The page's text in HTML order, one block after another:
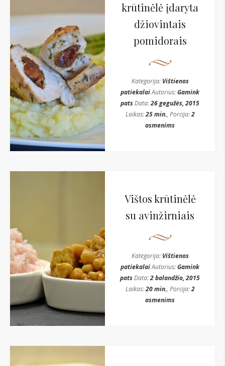
krūtinėlė įdaryta
džiovintais
pomidorais
Kategorija: Vištienos
patiekalaiAutorius:Gamink
patsData:26 gegužės, 2015
Laikas:25 min., Porcija:2
asmenims
Vištos krūtinėlė
su avinžirniais
Kategorija: Vištienos
patiekalaiAutorius:Gamink
patsData:2 balandžio, 2015
Laikas:20 min., Porcija:2
asmenims